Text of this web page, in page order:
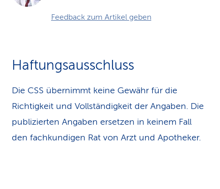
Feedback zum Artikel geben
Haftungsausschluss
Die CSS übernimmt keine Gewähr für die
Richtigkeit und Vollständigkeit der Angaben. Die
publizierten Angaben ersetzen in keinem Fall
den fachkundigen Rat von Arzt und Apotheker.